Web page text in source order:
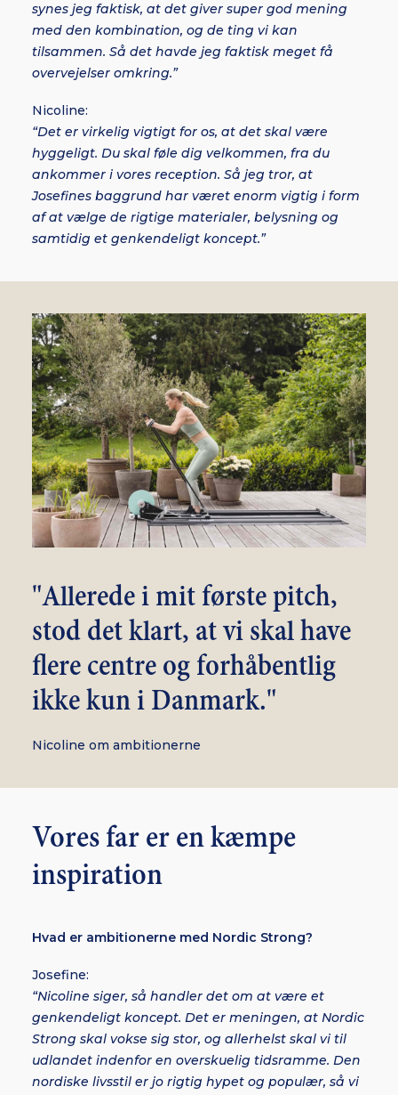
synes jeg faktisk, at det giver super god mening
med den kombination, og de ting vi kan
tilsammen. Så det havde jeg faktisk meget få
overvejelser omkring.”
Nicoline:
“Det er virkelig vigtigt for os, at det skal være
hyggeligt. Du skal føle dig velkommen, fra du
ankommer i vores reception. Så jeg tror, at
Josefines baggrund har været enorm vigtig i form
af at vælge de rigtige materialer, belysning og
samtidig et genkendeligt koncept.”
"Allerede i mit første pitch,
stod det klart, at vi skal have
flere centre og forhåbentlig
ikke kun i Danmark."
Nicoline om ambitionerne
Vores far er en kæmpe
inspiration
Hvad er ambitionerne med Nordic Strong?
Josefine:
“Nicoline siger, så handler det om at være et
genkendeligt koncept. Det er meningen, at Nordic
Strong skal vokse sig stor, og allerhelst skal vi til
udlandet indenfor en overskuelig tidsramme. Den
nordiske livsstil er jo rigtig hypet og populær, så vi